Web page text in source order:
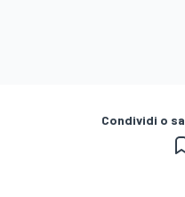
Condividi o